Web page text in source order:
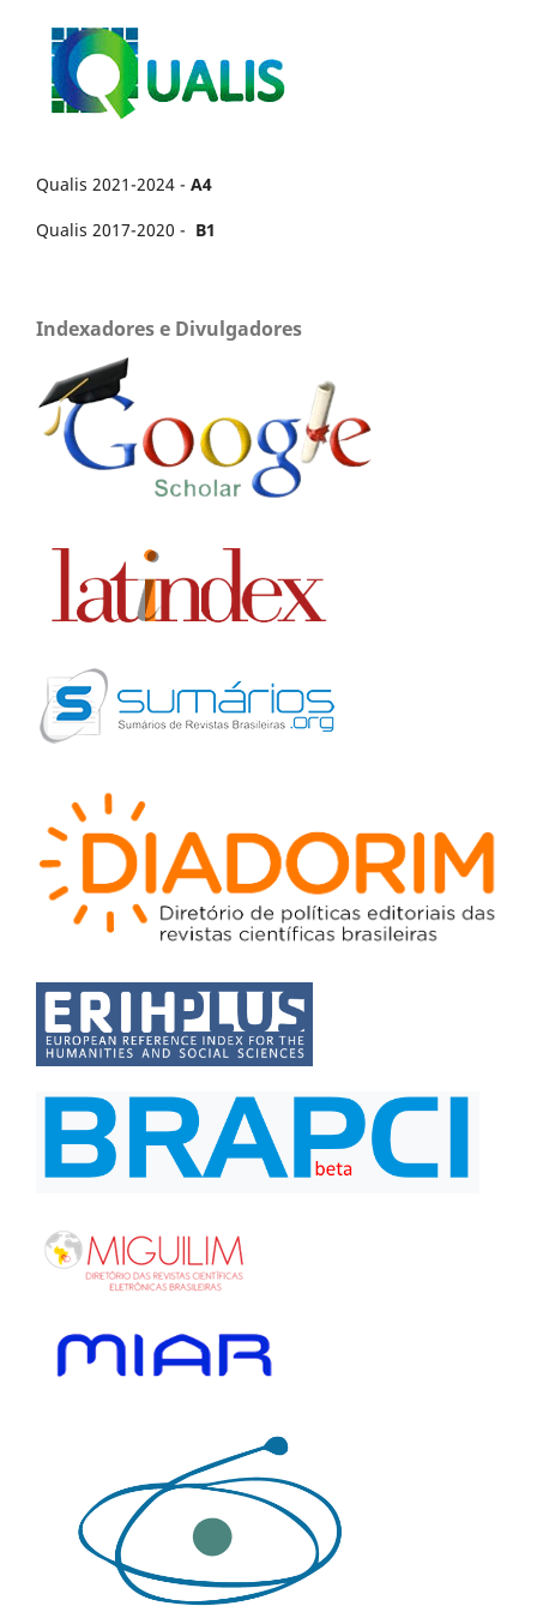
Qualis 2021-2024 - A4
Qualis 2017-2020 - B1
Indexadores e Divulgadores